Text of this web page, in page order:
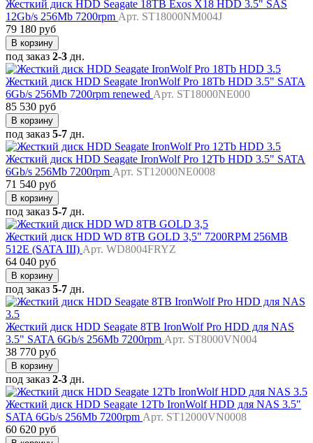
Жесткий диск HDD Seagate 18TB Exos X18 HDD 3.5" SAS
12Gb/s 256Mb 7200rpm Арт. ST18000NM004J
79 180 руб
В корзину
под заказ 2-3 дн.
Жесткий диск HDD Seagate IronWolf Pro 18Tb HDD 3.5" SATA
6Gb/s 256Mb 7200rpm renewed Арт. ST18000NE000
85 530 руб
В корзину
под заказ 5-7 дн.
Жесткий диск HDD Seagate IronWolf Pro 12Tb HDD 3.5" SATA
6Gb/s 256Mb 7200rpm Арт. ST12000NE0008
71 540 руб
В корзину
под заказ 5-7 дн.
Жесткий диск HDD WD 8TB GOLD 3,5" 7200RPM 256MB
512E (SATA III) Арт. WD8004FRYZ
64 040 руб
В корзину
под заказ 5-7 дн.
Жесткий диск HDD Seagate 8TB IronWolf Pro HDD для NAS
3.5" SATA 6Gb/s 256Mb 7200rpm Арт. ST8000VN004
38 770 руб
В корзину
под заказ 2-3 дн.
Жесткий диск HDD Seagate 12Tb IronWolf HDD для NAS 3.5"
SATA 6Gb/s 256Mb 7200rpm Арт. ST12000VN0008
60 620 руб